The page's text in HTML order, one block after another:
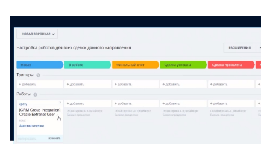
Смотреть проект